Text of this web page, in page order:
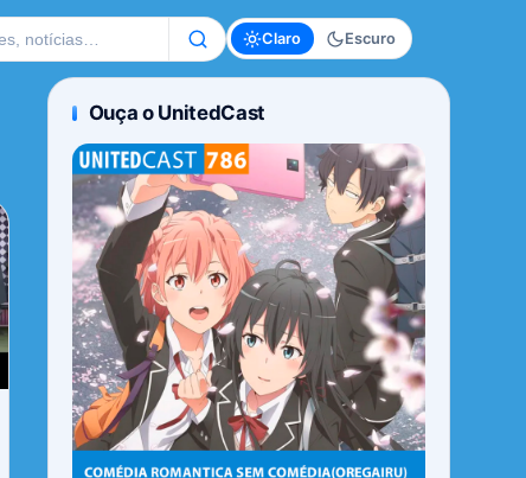
Claro Escuro
Ouça o UnitedCast